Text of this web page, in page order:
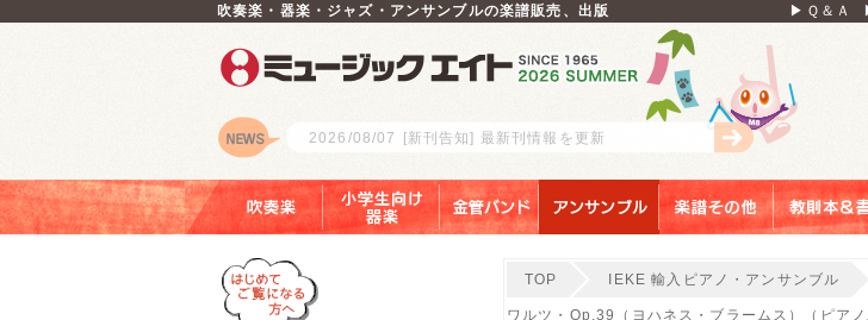
吹奏楽・器楽・ジャズ・アンサンブルの楽譜販売、出版 ▶Ｑ＆Ａ
ロゴ
2026/08/07 [新刊告知] 最新刊情報を更新
TOP IEKE 輸入ピアノ・アンサンブル
ワルツ・Op.39（ヨハネス・ブラームス）（ピア